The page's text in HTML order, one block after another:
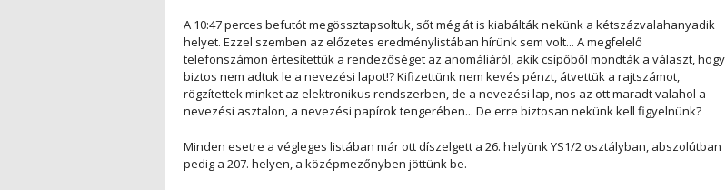
A 10:47 perces befutót megössztapsoltuk, sőt még át is kiabálták nekünk a kétszázvalahanyadik
helyet. Ezzel szemben az előzetes eredménylistában hírünk sem volt... A megfelelő
telefonszámon értesítettük a rendezőséget az anomáliáról, akik csípőből mondták a választ, hogy
biztos nem adtuk le a nevezési lapot!? Kifizettünk nem kevés pénzt, átvettük a rajtszámot,
rögzítettek minket az elektronikus rendszerben, de a nevezési lap, nos az ott maradt valahol a
nevezési asztalon, a nevezési papírok tengerében... De erre biztosan nekünk kell figyelnünk?
Minden esetre a végleges listában már ott díszelgett a 26. helyünk YS1/2 osztályban, abszolútban
pedig a 207. helyen, a középmezőnyben jöttünk be.